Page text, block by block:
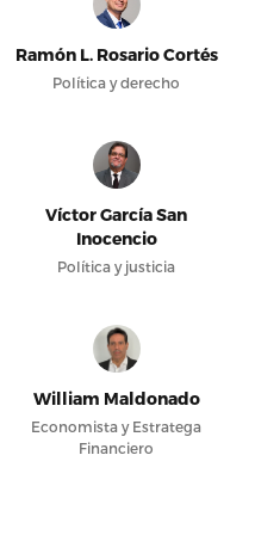
Ramón L. Rosario Cortés
Política y derecho
Víctor García San
Inocencio
Política y justicia
William Maldonado
Economista y Estratega
Financiero